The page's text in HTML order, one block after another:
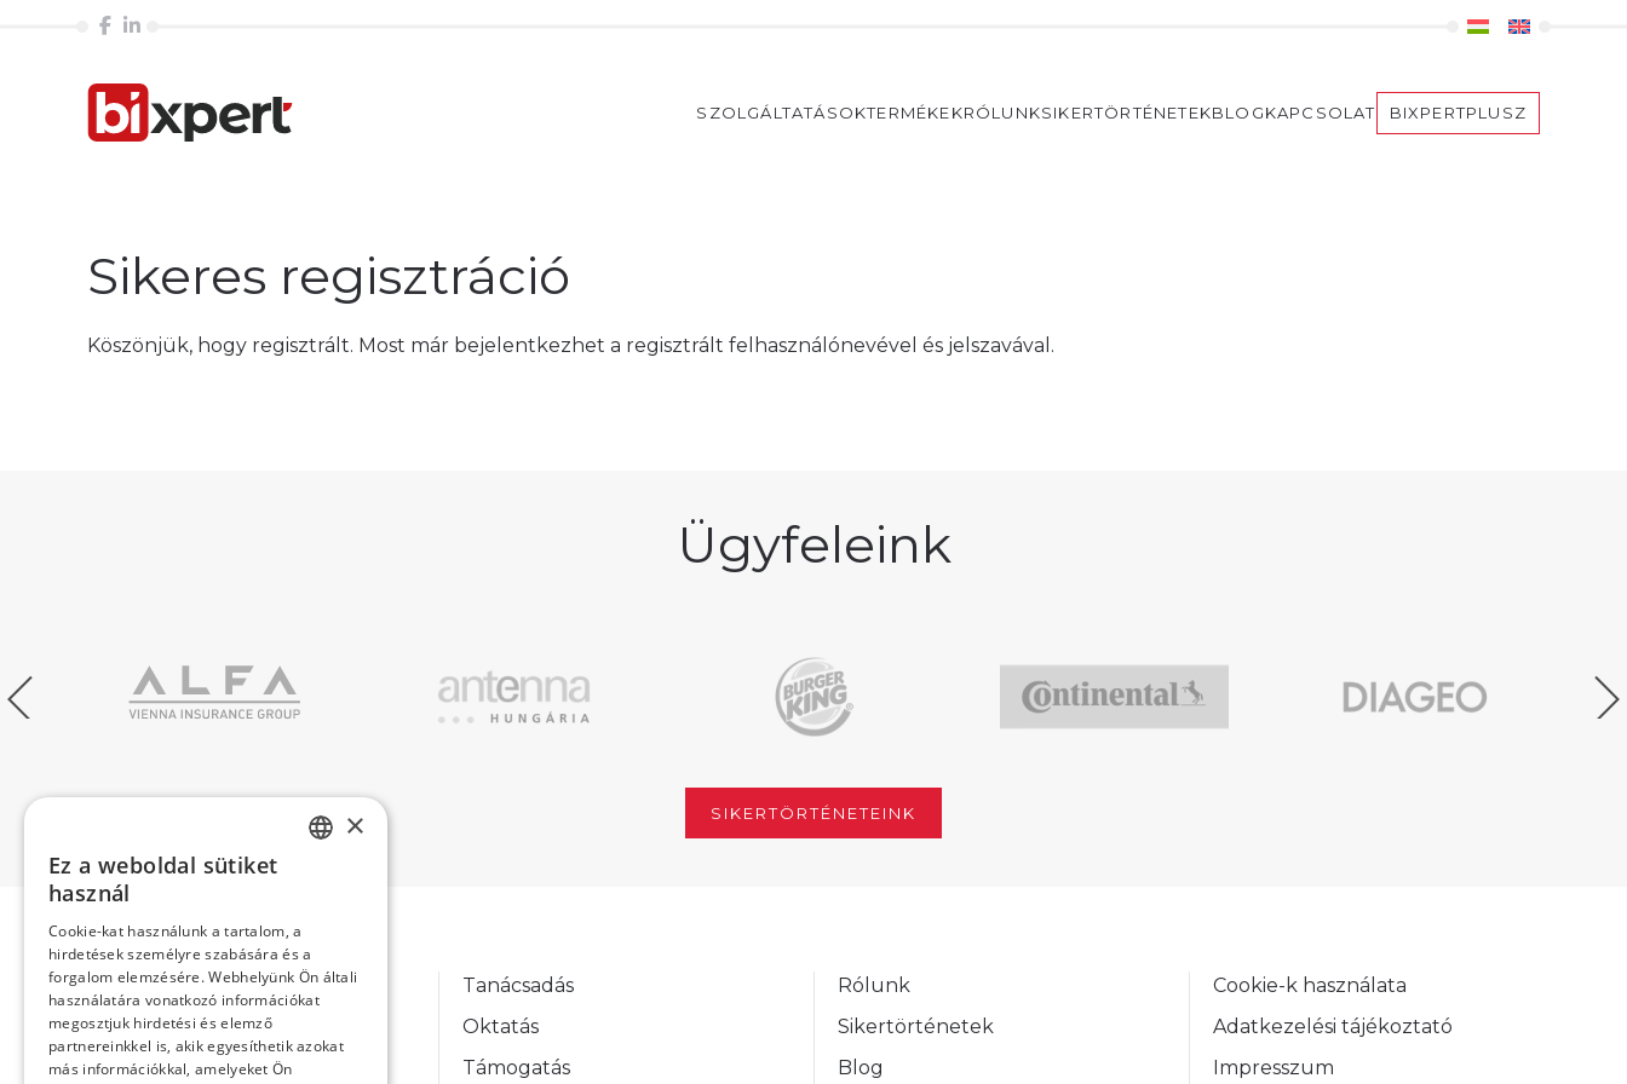
SZOLGÁLTATÁSOKTERMÉKEKRÓLUNKSIKERTÖRTÉNETEKBLOGKAPCSOLAT BIXPERTPLUSZ
Sikeres regisztráció
Köszönjük, hogy regisztrált. Most már bejelentkezhet a regisztrált felhasználónevével és jelszavával.
Ügyfeleink
SIKERTÖRTÉNETEINK
Tanácsadás
Oktatás
Támogatás
Rólunk
Sikertörténetek
Blog
Cookie-k használata
Adatkezelési tájékoztató
Impresszum
×
Ez a weboldal sütiket
használ
Cookie-kat használunk a tartalom, a
hirdetések személyre szabására és a
forgalom elemzésére. Webhelyünk Ön általi
használatára vonatkozó információkat
megosztjuk hirdetési és elemző
partnereinkkel is, akik egyesíthetik azokat
más információkkal, amelyeket Ön